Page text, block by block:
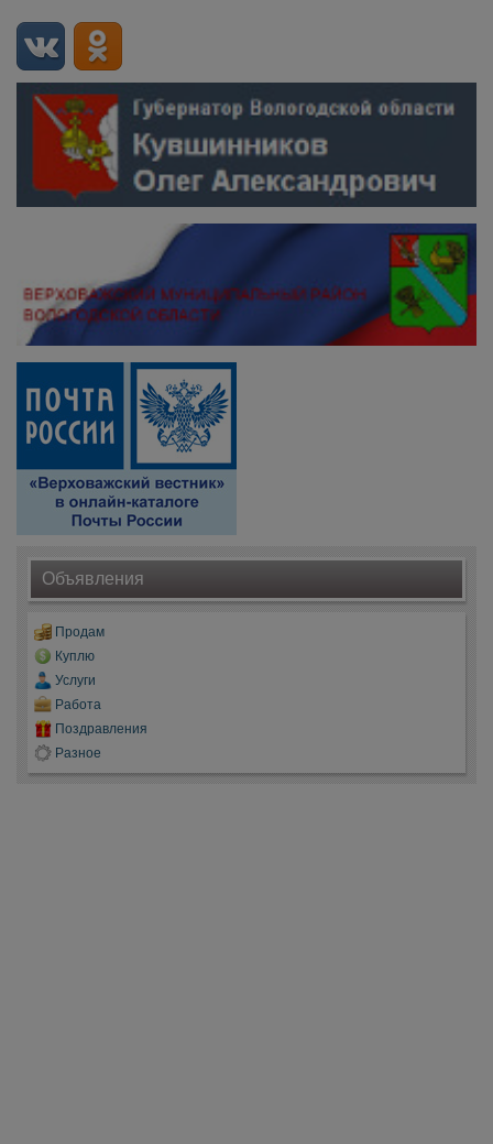
Объявления
Продам
Куплю
Услуги
Работа
Поздравления
Разное